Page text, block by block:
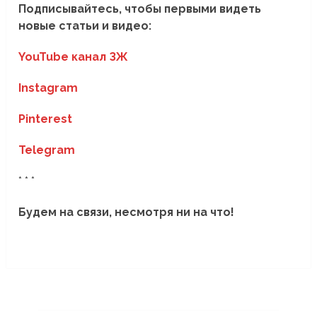
Подписывайтесь, чтобы первыми видеть
новые статьи и видео:
YouTube канал ЗЖ
Instagram
Pinterest
Telegram
* * *
Будем на связи, несмотря ни на что!